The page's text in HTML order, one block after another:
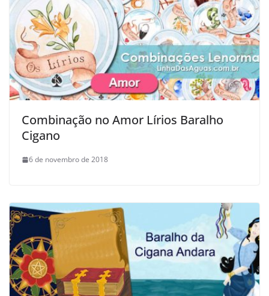
Combinação no Amor Lírios Baralho
Cigano
6 de novembro de 2018